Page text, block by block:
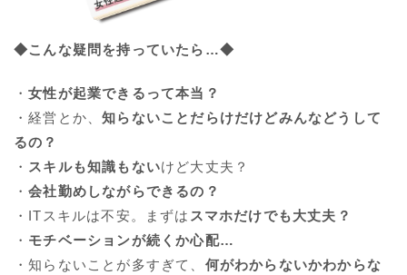
◆こんな疑問を持っていたら…◆
・女性が起業できるって本当？
・経営とか、知らないことだらけだけどみんなどうして
るの？
・ スキルも知識もないけど大丈夫？
・会社勤めしながらできるの？
・ITスキルは不安。まずは スマホだけでも大丈夫？
・ モチベーションが続くか心配…
・知らないことが多すぎて、 何がわからないかわからな